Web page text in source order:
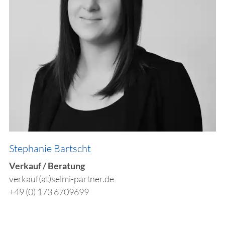
​​Stephanie Bartscht
Verkauf / Beratung
verkauf(at)selmi-partner.de
+49 (0) 173 6709699